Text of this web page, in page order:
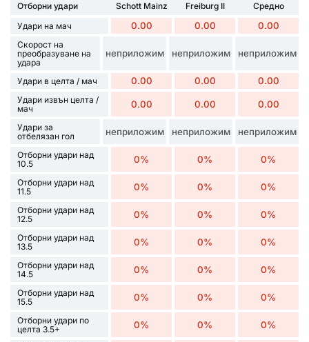
Отборни удари Schott Mainz Freiburg II
Средно
Удари на мач
0.00 0.00 0.00
Скорост на
преобразуване на
удара
неприложим неприложим неприложим
Удари в целта / мач 0.00 0.00 0.00
Удари извън целта /
мач
0.00 0.00 0.00
Удари за
отбелязан гол
неприложим неприложим неприложим
Отборни удари над
10.5
0% 0% 0%
Отборни удари над
11.5
0% 0% 0%
Отборни удари над
12.5
0% 0% 0%
Отборни удари над
13.5
0% 0% 0%
Отборни удари над
14.5
0% 0% 0%
Отборни удари над
15.5
0% 0% 0%
Отборни удари по
целта 3.5+
0% 0% 0%